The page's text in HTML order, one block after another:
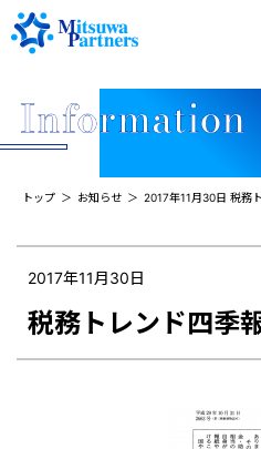
トップ お知らせ 2017年11月30日 税務
2017年11月30日
税務トレンド四季